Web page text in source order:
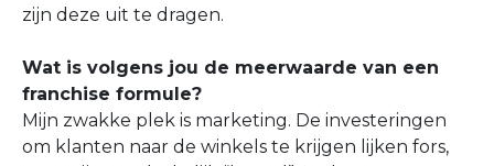
zijn deze uit te dragen.
Wat is volgens jou de meerwaarde van een
franchise formule?
Mijn zwakke plek is marketing. De investeringen
om klanten naar de winkels te krijgen lijken fors,